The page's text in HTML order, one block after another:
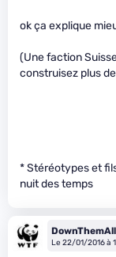
ok ça explique
(Une faction
construisez plus
* Stéréotypes et
nuit des temps
DownThemAll
Le 22/01/2016 à